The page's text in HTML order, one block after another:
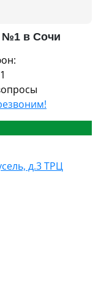
№1 в Сочи
д.3 ТРЦ